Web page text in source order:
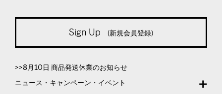
Sign Up (新規会員登録)
>>8月10日 商品発送休業のお知らせ
ニュース・キャンペーン・イベント